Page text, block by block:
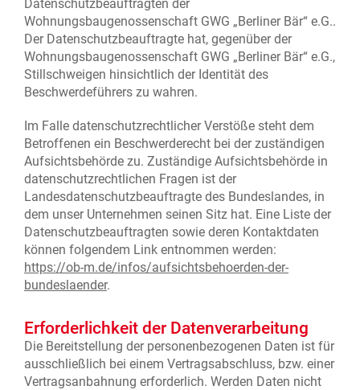
Datenschutzbeauftragten der
Wohnungsbaugenossenschaft GWG „Berliner Bär“ e.G..
Der Datenschutzbeauftragte hat, gegenüber der
Wohnungsbaugenossenschaft GWG „Berliner Bär“ e.G.,
Stillschweigen hinsichtlich der Identität des
Beschwerdeführers zu wahren.
Im Falle datenschutzrechtlicher Verstöße steht dem
Betroffenen ein Beschwerderecht bei der zuständigen
Aufsichtsbehörde zu. Zuständige Aufsichtsbehörde in
datenschutzrechtlichen Fragen ist der
Landesdatenschutzbeauftragte des Bundeslandes, in
dem unser Unternehmen seinen Sitz hat. Eine Liste der
Datenschutzbeauftragten sowie deren Kontaktdaten
können folgendem Link entnommen werden:
https://ob-m.de/infos/aufsichtsbehoerden-der-
bundeslaender.
Erforderlichkeit der Datenverarbeitung
Die Bereitstellung der personenbezogenen Daten ist für
ausschließlich bei einem Vertragsabschluss, bzw. einer
Vertragsanbahnung erforderlich. Werden Daten nicht